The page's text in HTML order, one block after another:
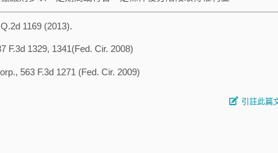
1169 (2013).
F.3d 1329, 1341(Fed. Cir. 2008)
563 F.3d 1271 (Fed. Cir. 2009)
引註此篇